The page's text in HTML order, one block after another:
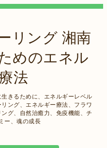
リング 湘南
めのエネル
法
きるために、エネルギーレベル
ング、エネルギー療法、フラワ
グ、自然治癒力、免疫機能、チ
ー、魂の成長